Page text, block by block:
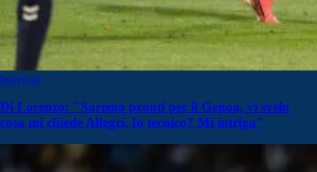
Interviste
Di Lorenzo: "Saremo pronti per il Genoa, vi svelo
cosa mi chiede Allegri. Io tecnico? Mi intriga"